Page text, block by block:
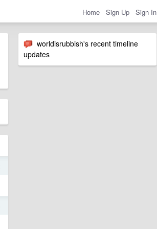
Home Sign Up Sign In
worldisrubbish's recent timeline
updates